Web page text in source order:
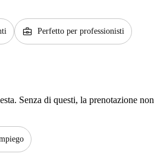
business_center Perfetto per professionisti
Senza di questi, la prenotazione non